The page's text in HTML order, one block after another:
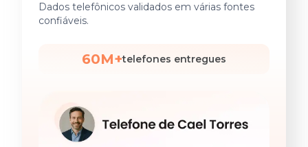
Dados telefônicos validados em várias fontes
confiáveis.
60M+telefones entregues